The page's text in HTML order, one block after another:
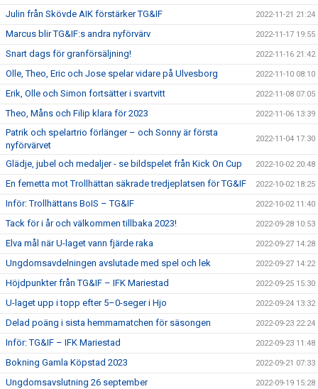
Julin från Skövde AIK förstärker TG&IF 2022-11-21 21:24
Marcus blir TG&IF:s andra nyförvärv 2022-11-17 19:55
Snart dags för granförsäljning! 2022-11-16 21:42
Olle, Theo, Eric och Jose spelar vidare på Ulvesborg 2022-11-10 08:10
Erik, Olle och Simon fortsätter i svartvitt 2022-11-08 07:05
Theo, Måns och Filip klara för 2023 2022-11-06 13:39
Patrik och spelartrio förlänger – och Sonny är första
nyförvärvet
2022-11-04 17:30
Glädje, jubel och medaljer - se bildspelet från Kick On Cup 2022-10-02 20:48
En femetta mot Trollhättan säkrade tredjeplatsen för TG&IF 2022-10-02 18:25
Inför: Trollhättans BoIS – TG&IF 2022-10-02 11:40
Tack för i år och välkommen tillbaka 2023! 2022-09-28 10:53
Elva mål när U-laget vann fjärde raka 2022-09-27 14:28
Ungdomsavdelningen avslutade med spel och lek 2022-09-27 14:22
Höjdpunkter från TG&IF – IFK Mariestad 2022-09-25 15:30
U-laget upp i topp efter 5–0-seger i Hjo 2022-09-24 13:32
Delad poäng i sista hemmamatchen för säsongen 2022-09-23 22:24
Inför: TG&IF – IFK Mariestad 2022-09-23 11:48
Bokning Gamla Köpstad 2023 2022-09-21 07:33
Ungdomsavslutning 26 september 2022-09-19 15:28